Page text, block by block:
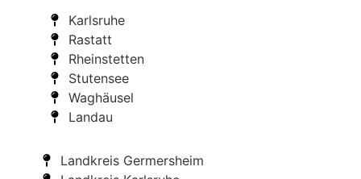
Karlsruhe
Rastatt
Rheinstetten
Stutensee
Waghäusel
Landau
Landkreis Germersheim